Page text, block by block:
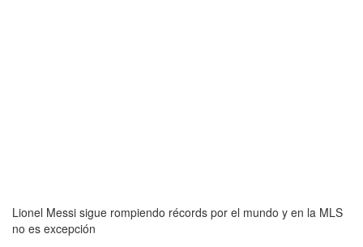
Lionel Messi sigue rompiendo récords por el mundo y en la MLS
no es excepción